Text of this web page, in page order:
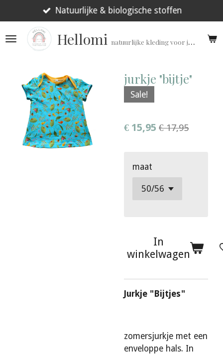
direct
naar
Hellomi natuurlijke kleding voor jouw prematuur!
Natuurlijke & biologische stoffen
jurkje "bijtje"
Sale!
€ 15,95 € 17,95
maat
In
winkelwagen
Jurkje "Bijtjes"
zomersjurkje met een
enveloppe hals. In